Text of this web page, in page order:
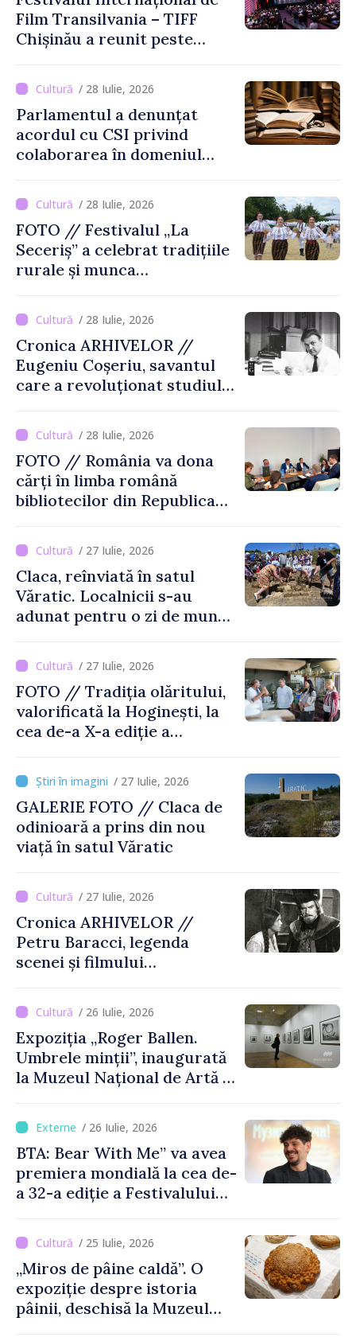
Film Transilvania – TIFF
Chișinău a reunit peste
de-a șasea ediție
/ 28 Iulie, 2026
Parlamentul a denunțat
acordul cu CSI privind
colaborarea în domeniul
/ 28 Iulie, 2026
FOTO // Festivalul „La
Seceriș” a celebrat tradițiile
rurale și munca
/ 28 Iulie, 2026
Cronica ARHIVELOR //
Eugeniu Coșeriu, savantul
care a revoluționat studiul
/ 28 Iulie, 2026
FOTO // România va dona
cărți în limba română
bibliotecilor din Republica
/ 27 Iulie, 2026
Claca, reînviată în satul
Văratic. Localnicii s-au
adunat pentru o zi de muncă
/ 27 Iulie, 2026
FOTO // Tradiția olăritului,
valorificată la Hoginești, la
cea de-a X-a ediție a
Vasile Gonciari”
/ 27 Iulie, 2026
GALERIE FOTO // Claca de
odinioară a prins din nou
viață în satul Văratic
/ 27 Iulie, 2026
Cronica ARHIVELOR //
Petru Baracci, legenda
scenei și filmului
/ 26 Iulie, 2026
Expoziția „Roger Ballen.
Umbrele minții”, inaugurată
la Muzeul Național de Artă al
/ 26 Iulie, 2026
BTA: Bear With Me” va avea
premiera mondială la cea de-
a 32-a ediție a Festivalului
august
/ 25 Iulie, 2026
„Miros de pâine caldă”. O
expoziție despre istoria
pâinii, deschisă la Muzeul